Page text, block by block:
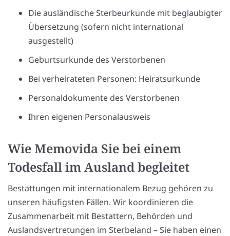
Die ausländische Sterbeurkunde mit beglaubigter
Übersetzung (sofern nicht international
ausgestellt)
Geburtsurkunde des Verstorbenen
Bei verheirateten Personen: Heiratsurkunde
Personaldokumente des Verstorbenen
Ihren eigenen Personalausweis
Wie Memovida Sie bei einem
Todesfall im Ausland begleitet
Bestattungen mit internationalem Bezug gehören zu
unseren häufigsten Fällen. Wir koordinieren die
Zusammenarbeit mit Bestattern, Behörden und
Auslandsvertretungen im Sterbeland – Sie haben einen